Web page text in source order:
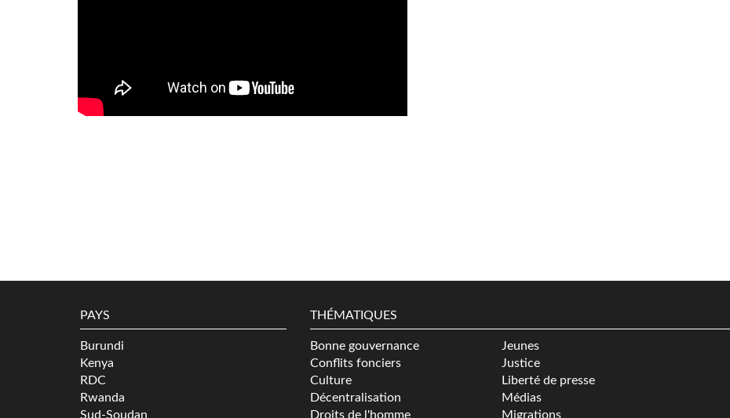
PAYS
Burundi
Kenya
RDC
Rwanda
Sud-Soudan
THÉMATIQUES
Bonne gouvernance
Conflits fonciers
Culture
Décentralisation
Droits de l'homme
Jeunes
Justice
Liberté de presse
Médias
Migrations